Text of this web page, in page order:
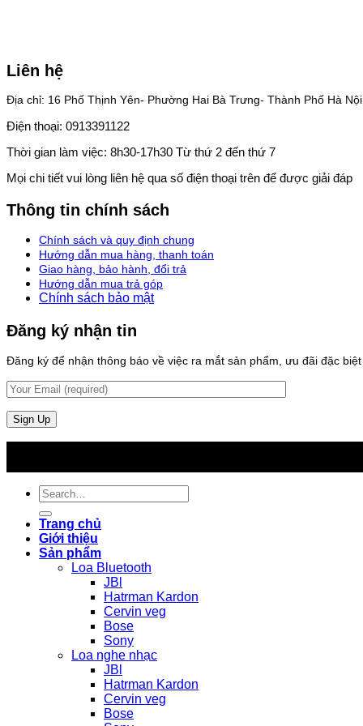
Liên hệ
Địa chỉ: 16 Phố Thịnh Yên- Phường Hai Bà Trưng- Thành Phố Hà
Điện thoại: 0913391122
Thời gian làm việc: 8h30-17h30 Từ thứ 2 đến thứ 7
Mọi chi tiết vui lòng liên hệ qua số điện thoại trên để được giải đáp
Thông tin chính sách
Chính sách và quy định chung
Hướng dẫn mua hàng, thanh toán
Giao hàng, bảo hành, đổi trả
Hướng dẫn mua trả góp
Chính sách bảo mật
Đăng ký nhận tin
Đăng ký để nhận thông báo về việc ra mắt sản phẩm, ưu đãi đặc
Search
for:
Trang chủ
Giới thiệu
Sản phẩm
Loa Bluetooth
JBl
Hatrman Kardon
Cervin veg
Bose
Sony
Loa nghe nhạc
JBl
Hatrman Kardon
Cervin veg
Bose